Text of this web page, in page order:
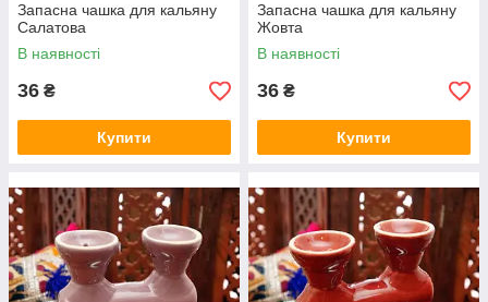
Запасна чашка для кальяну
Салатова
В наявності
36 ₴
Купити
Запасна чашка для кальяну
Жовта
В наявності
36 ₴
Купити